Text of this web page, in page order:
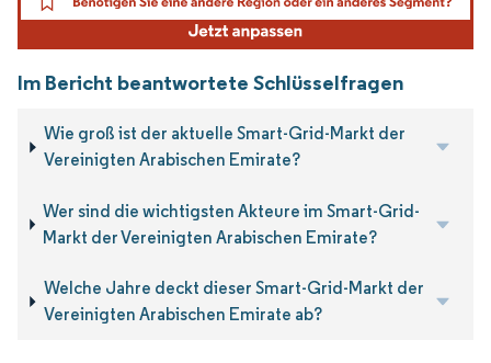
Im Bericht beantwortete Schlüsselfragen
Wie groß ist der aktuelle Smart-Grid-Markt der
Vereinigten Arabischen Emirate?
Wer sind die wichtigsten Akteure im Smart-Grid-
Markt der Vereinigten Arabischen Emirate?
Welche Jahre deckt dieser Smart-Grid-Markt der
Vereinigten Arabischen Emirate ab?